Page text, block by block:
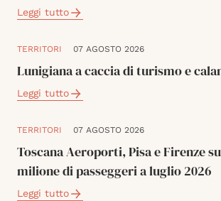
Leggi tutto
TERRITORI 07 AGOSTO 2026
Lunigiana a caccia di turismo e
Leggi tutto
TERRITORI 07 AGOSTO 2026
Toscana Aeroporti, Pisa e Firenze
milione di passeggeri a luglio 2026
Leggi tutto